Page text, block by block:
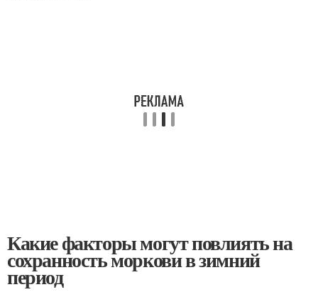
Какие факторы могут повлиять на
сохранность моркови в зимний
период